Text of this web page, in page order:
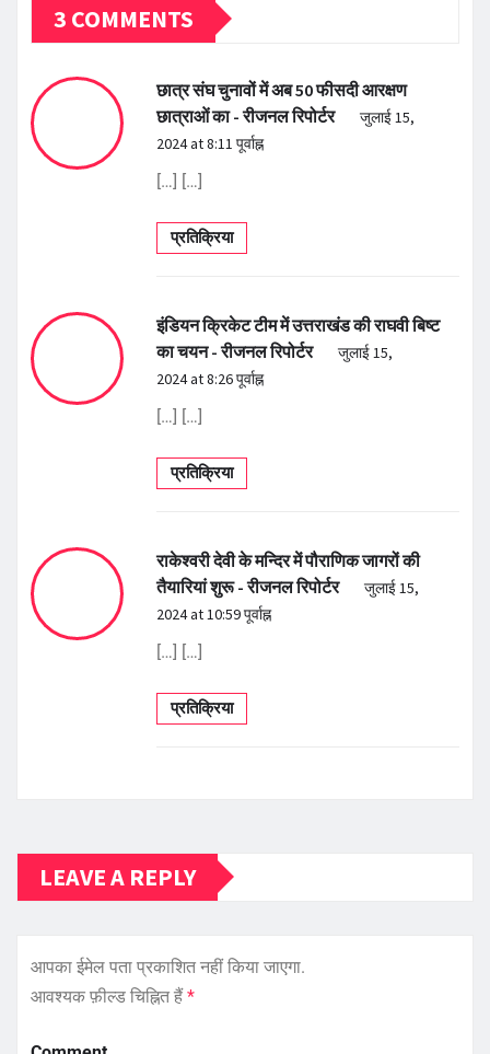
3 COMMENTS
छात्र संघ चुनावों में अब 50 फीसदी आरक्षण
छात्राओं का - रीजनल रिपोर्टर
जुलाई 15,
2024 at 8:11 पूर्वाह्न
[…] […]
प्रतिक्रिया
इंडियन क्रिकेट टीम में उत्तराखंड की राघवी बिष्ट
का चयन - रीजनल रिपोर्टर
जुलाई 15,
2024 at 8:26 पूर्वाह्न
[…] […]
प्रतिक्रिया
राकेश्वरी देवी के मन्दिर में पौराणिक जागरों की
तैयारियां शुरू - रीजनल रिपोर्टर
जुलाई 15,
2024 at 10:59 पूर्वाह्न
[…] […]
प्रतिक्रिया
LEAVE A REPLY
आपका ईमेल पता प्रकाशित नहीं किया जाएगा.
आवश्यक फ़ील्ड चिह्नित हैं*